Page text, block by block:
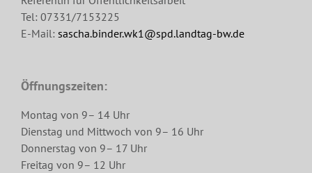
Tel: 07331/7153225
E-Mail: sascha.binder.wk1@spd.landtag-bw.de
Öffnungszeiten:
Montag von 9– 14 Uhr
Dienstag und Mittwoch von 9– 16 Uhr
Donnerstag von 9– 17 Uhr
Freitag von 9– 12 Uhr